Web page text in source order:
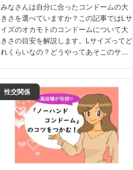
みなさんは自分に合ったコンドームの大
きさを選べていますか？この記事ではLサ
イズのオカモトのコンドームについて大
きさの目安を解説します。Lサイズってど
れくらいなの？どうやってあそこのサイ
す。
性交関係